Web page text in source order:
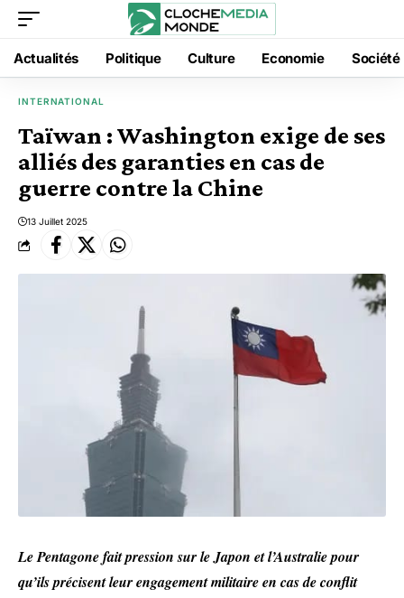
Actualités Politique Culture Economie Société
INTERNATIONAL
Taïwan : Washington exige de ses
alliés des garanties en cas de
guerre contre la Chine
13 Juillet 2025
Le Pentagone fait pression sur le Japon et l’Australie pour
qu’ils précisent leur engagement militaire en cas de conflit